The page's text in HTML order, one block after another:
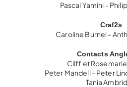
Pascal Yamini -
Craf2s
Caroline Burnel -
Contacts
Cliff et
Peter Mandell - Peter
Tania